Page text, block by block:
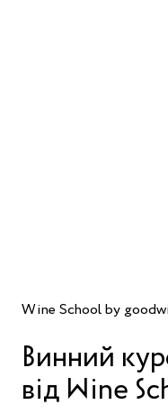
Wine School by
Винний
від Wine